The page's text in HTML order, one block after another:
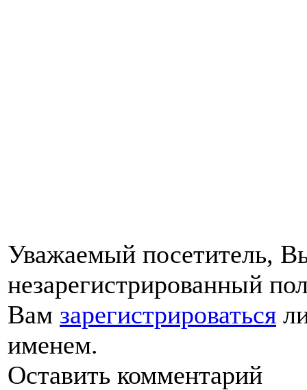
Уважаемый посетитель,
незарегистрированный
Вам зарегистрироваться
именем.
Оставить комментарий